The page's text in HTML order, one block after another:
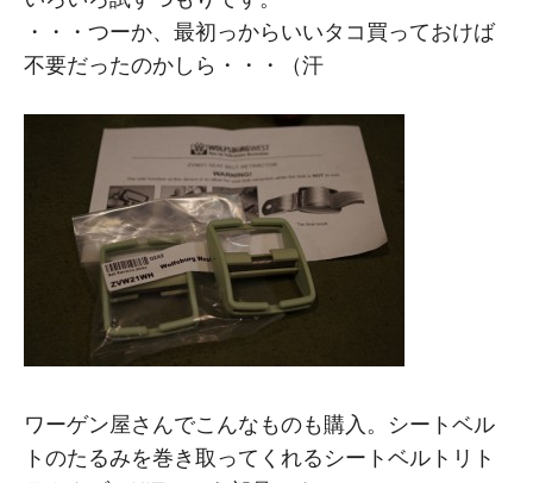
・・・つーか、最初っからいいタコ買っておけば
不要だったのかしら・・・（汗
ワーゲン屋さんでこんなものも購入。シートベル
トのたるみを巻き取ってくれるシートベルトリト